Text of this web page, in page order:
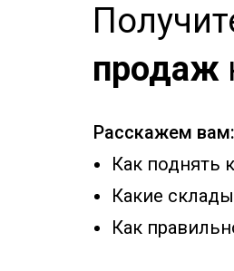
Расскажем вам:
Как поднять
Какие
Как
продаж